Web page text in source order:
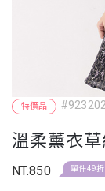
特價品
溫柔薰衣
NT.850 單件49折